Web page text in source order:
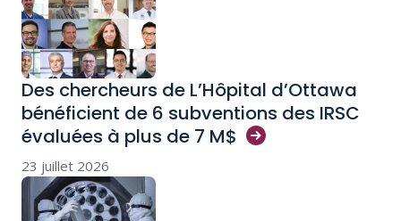
Des chercheurs de L’Hôpital d’Ottawa
bénéficient de 6 subventions des IRSC
évaluées à plus de 7 M$
23 juillet 2026